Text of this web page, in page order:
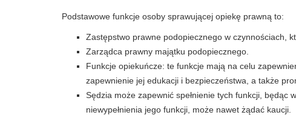
Podstawowe funkcje osoby sprawującej opiekę prawną to:
Zastępstwo prawne podopiecznego w czynnościach,
Zarządca prawny majątku podopiecznego.
Funkcje opiekuńcze: te funkcje mają na celu
zapewnienie jej edukacji i bezpieczeństwa, a także
Sędzia może zapewnić spełnienie tych funkcji, będąc
niewypełnienia jego funkcji, może nawet żądać kaucji.